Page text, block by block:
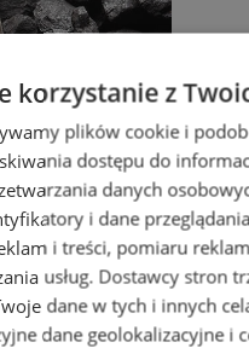
węglowy
korzystanie z
plików cookie i
dostępu do
danych
i dane
i treści, pomiaru
usług. Dostawcy stron
dane w tych i innych
dane geolokalizacyjne i